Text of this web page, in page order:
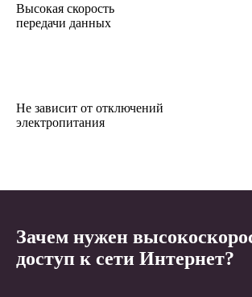
Высокая скорость
передачи данных
Не зависит от отключений
электропитания
Зачем нужен
доступ к сети Интернет?